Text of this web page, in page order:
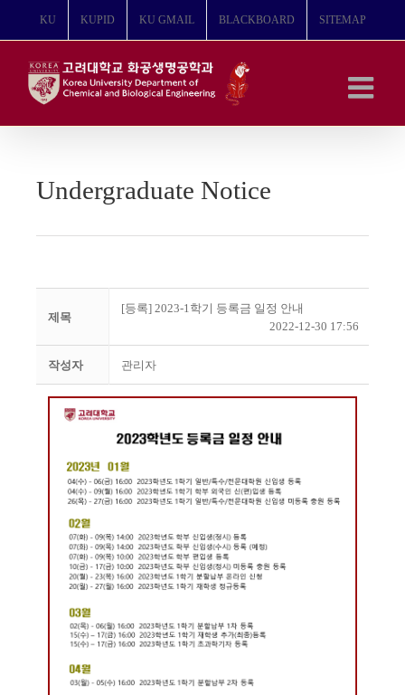
뛰
KU KUPID KU GMAIL BLACKBOARD SITEMAP
Undergraduate Notice
제목
[등록] 2023-1학기 등록금 일정 안내
2022-12-30 17:56
작성자 관리자